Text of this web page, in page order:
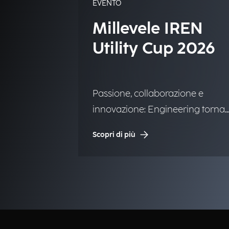
EVENTO
Millevele IREN
Utility Cup 2026
Passione, collaborazione e
innovazione: Engineering torna
Scopri di più